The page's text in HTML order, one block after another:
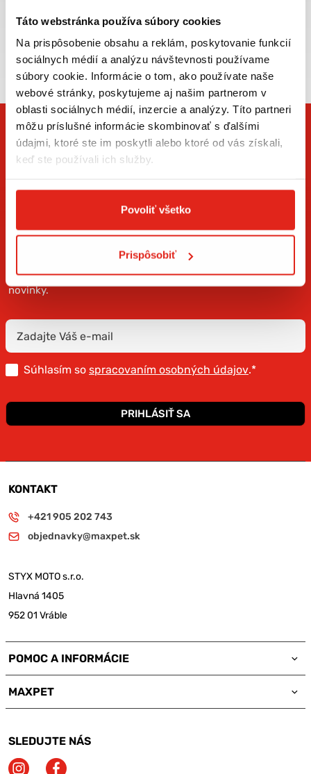
Táto webstránka používa súbory cookies
Na prispôsobenie obsahu a reklám, poskytovanie funkcií
sociálnych médií a analýzu návštevnosti používame
súbory cookie. Informácie o tom, ako používate naše
webové stránky, poskytujeme aj našim partnerom v
oblasti sociálnych médií, inzercie a analýzy. Títo partneri
môžu príslušné informácie skombinovať s ďalšími
údajmi, ktoré ste im poskytli alebo ktoré od vás získali,
keď ste používali ich služby.
Povoliť všetko
Prispôsobiť
Zasielame aj do ČR,
doprava už od 5€
ZÍSKAJTE NOVINKY AKO PRVÝ
Prihláste sa na odber newslettera a buďte prvý, kto má
novinky.
Súhlasím so spracovaním osobných údajov.*
PRIHLÁSIŤ SA
KONTAKT
+421 905 202 743
objednavky@maxpet.sk
STYX MOTO s.r.o.
Hlavná 1405
952 01 Vráble
POMOC A INFORMÁCIE
MAXPET
SLEDUJTE NÁS